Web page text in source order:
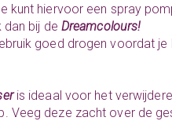
kunt hiervoor een spray
dan bij de Dreamcolours!
goed drogen voordat
is ideaal voor het
Veeg deze zacht over de